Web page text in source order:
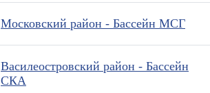
Московский район - Бассейн МСГ
Василеостровский район - Бассейн
СКА